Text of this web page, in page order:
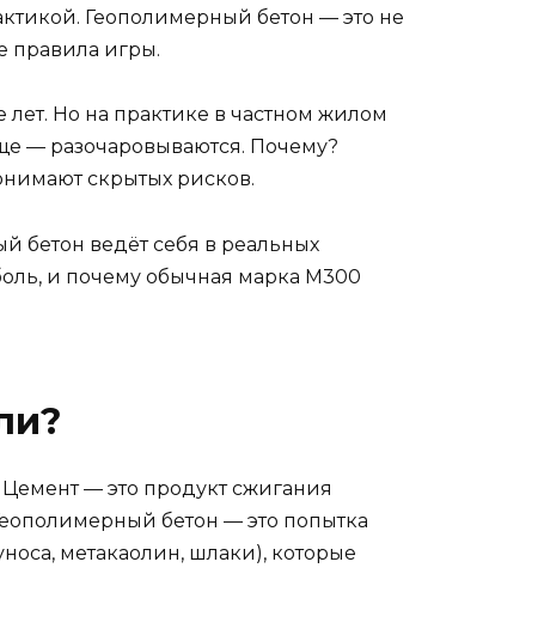
Геополимерный бетон — это не
правила игры.
Но на практике в частном жилом
— разочаровываются. Почему?
скрытых рисков.
бетон ведёт себя в реальных
и почему обычная марка М300
— это продукт сжигания
бетон — это попытка
метакaолин, шлаки), которые